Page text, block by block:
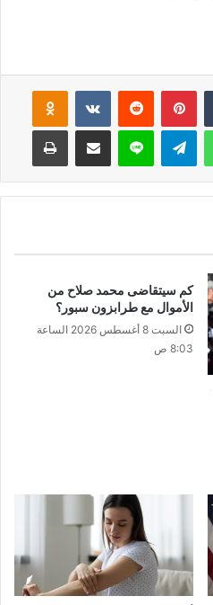
بينتيريست
واتساب لاين
كم سيتقاضى محمد صلاح من
الأموال مع طرابزون سبور؟
السبت 8 أغسطس 2026 الساعة
8:03 ص